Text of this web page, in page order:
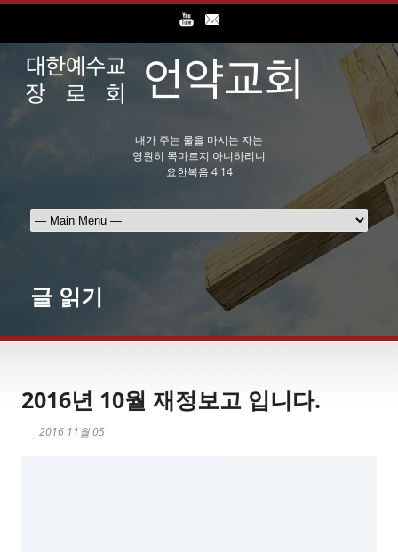
내가 주는 물을 마시는 자는
영원히 목마르지 아니하리니
요한복음 4:14
글 읽기
2016년 10월 재정보고 입니다.
2016 11월 05